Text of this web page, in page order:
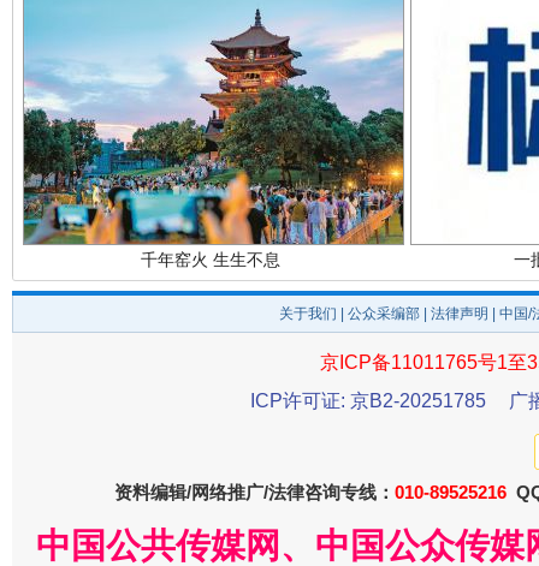
千年窑火 生生不息
揭开“小金库”的免责幌子
关于我们 公众采编部 法律声明 | 中国
京ICP备11011765号1至
ICP许可证: 京B2-20251785
广
资料编辑/网络推广/法律咨询专线： 010-89525216
中国公共传媒网、中国公众传